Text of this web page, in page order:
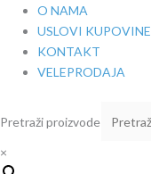
Pređi
sadržaj
O NAMA
USLOVI KUPOVINE
KONTAKT
VELEPRODAJA
Pretraži proizvode
×